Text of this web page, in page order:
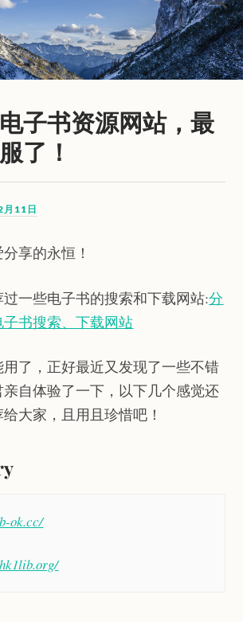
子书资源网站，最
了！
11日
享的永恒！
一些电子书的搜索和下载网站:分
书搜索、下载网站
了，正好最近又发现了一些不错
自体验了一下，以下几个感觉还
大家，且用且珍惜吧！
ok.cc/